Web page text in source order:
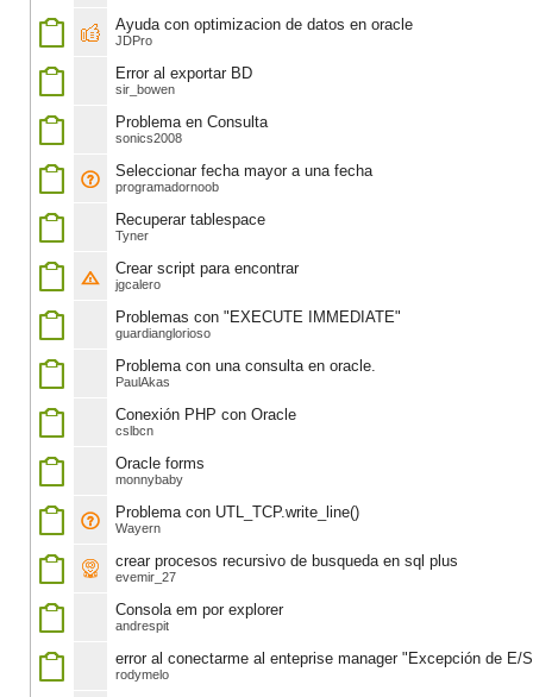
Ayuda con optimizacion de datos en oracle
JDPro
Error al exportar BD
sir_bowen
Problema en Consulta
sonics2008
Seleccionar fecha mayor a una fecha
programadornoob
Recuperar tablespace
Tyner
Crear script para encontrar
jgcalero
Problemas con "EXECUTE IMMEDIATE"
guardianglorioso
Problema con una consulta en oracle.
PaulAkas
Conexión PHP con Oracle
cslbcn
Oracle forms
monnybaby
Problema con UTL_TCP.write_line()
Wayern
crear procesos recursivo de busqueda en sql plus
evemir_27
Consola em por explorer
andrespit
error al conectarme al enteprise manager "Excepción de E/
rodymelo